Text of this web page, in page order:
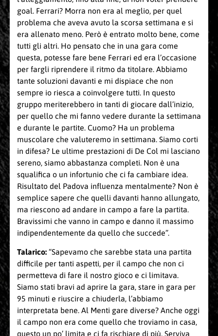
goal. Ferrari? Morra non era al meglio, per quel
problema che aveva avuto la scorsa settimana e si
era allenato meno. Però è entrato molto bene, come
tutti gli altri. Ho pensato che in una gara come
questa, potesse fare bene Ferrari ed era l’occasione
per fargli riprendere il ritmo da titolare. Abbiamo
tante soluzioni davanti e mi dispiace che non
sempre io riesca a coinvolgere tutti. In questo
gruppo meriterebbero in tanti di giocare dall’inizio,
per quello che mi fanno vedere durante la settimana
e durante le partite. Cuomo? Ha un problema
muscolare che valuteremo in settimana. Siamo corti
in difesa? Le ultime prestazioni di De Col mi lasciano
sereno, siamo abbastanza completi. Non è una
squalifica o un infortunio che ci fa cambiare idea.
Risultato del Padova influenza mentalmente? Non è
semplice sapere che quelli davanti hanno allungato,
ma riescono ad andare in campo a fare la partita.
Bravissimi che vanno in campo e danno il massimo
indipendentemente da quello che succede”.
Talarico: “Sapevamo che sarebbe stata una partita
difficile per tanti aspetti, per il campo che non ci
permetteva di fare il nostro gioco e ci limitava.
Siamo stati bravi ad aprire la gara, stare in gara per
95 minuti e riuscire a chiuderla, l’abbiamo
interpretata bene. Al Menti gare diverse? Anche oggi
il campo non era come quello che troviamo in casa,
questo un po’ limita e ci fa rischiare di più. Serviva